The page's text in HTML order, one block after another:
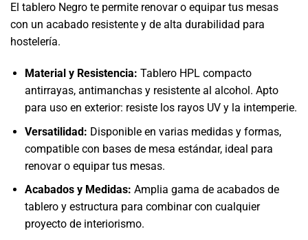
precios:
desde
hasta
229,00€
El tablero Negro te permite renovar o equipar tus mesas
con un acabado resistente y de alta durabilidad para
hostelería.
Material y Resistencia: Tablero HPL compacto
antirrayas, antimanchas y resistente al alcohol. Apto
para uso en exterior: resiste los rayos UV y la intemperie.
Versatilidad: Disponible en varias medidas y formas,
compatible con bases de mesa estándar, ideal para
renovar o equipar tus mesas.
Acabados y Medidas: Amplia gama de acabados de
tablero y estructura para combinar con cualquier
proyecto de interiorismo.